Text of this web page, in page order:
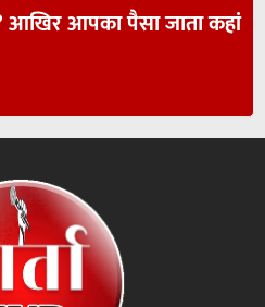
आखिर आपका पैसा जाता कहां